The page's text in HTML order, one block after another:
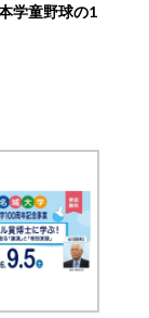
学童野球の1